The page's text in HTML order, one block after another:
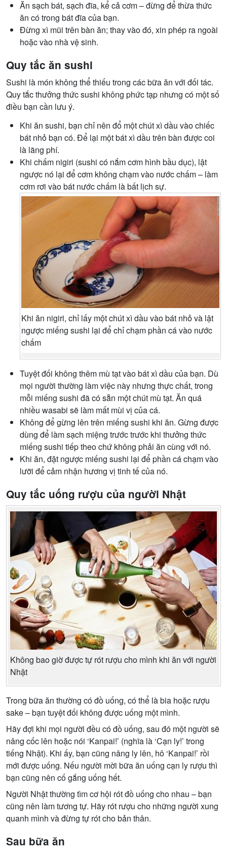
Ăn sạch bát, sạch đĩa, kể cả cơm – đừng để thừa thức
ăn có trong bát đĩa của bạn.
Đừng xì mũi trên bàn ăn; thay vào đó, xin phép ra ngoài
hoặc vào nhà vệ sinh.
Quy tắc ăn sushi
Sushi là món không thể thiếu trong các bữa ăn với đối tác.
Quy tắc thưởng thức sushi không phức tạp nhưng có một số
điều bạn cần lưu ý.
Khi ăn sushi, bạn chỉ nên đổ một chút xì dầu vào chiếc
bát nhỏ bạn có. Để lại một bát xì dầu trên bàn được coi
là lãng phí.
Khi chấm nigiri (sushi có nắm cơm hình bầu dục), lật
ngược nó lại để cơm không chạm vào nước chấm – làm
cơm rơi vào bát nước chấm là bất lịch sự.
Khi ăn nigiri, chỉ lấy một chút xì dầu vào bát nhỏ và lật
ngược miếng sushi lại để chỉ chạm phần cá vào nước
chấm
Tuyệt đối không thêm mù tạt vào bát xì dầu của bạn. Dù
mọi người thường làm việc này nhưng thực chất, trong
mỗi miếng sushi đã có sẵn một chút mù tạt. Ăn quá
nhiều wasabi sẽ làm mất mùi vị của cá.
Không để gừng lên trên miếng sushi khi ăn. Gừng được
dùng để làm sạch miệng trước trước khi thưởng thức
miếng sushi tiếp theo chứ không phải ăn cùng với nó.
Khi ăn, đặt ngược miếng sushi lại để phần cá chạm vào
lưỡi để cảm nhận hương vị tinh tế của nó.
Quy tắc uống rượu của người Nhật
Không bao giờ được tự rót rượu cho mình khi ăn với người
Nhật
Trong bữa ăn thường có đồ uống, có thể là bia hoặc rượu
sake – bạn tuyệt đối không được uống một mình.
Hãy đợi khi mọi người đều có đồ uống, sau đó một người sẽ
nâng cốc lên hoặc nói ‘Kanpai!’ (nghĩa là ‘Cạn ly!’ trong
tiếng Nhật). Khi ấy, bạn cũng nâng ly lên, hô ‘Kanpai!’ rồi
mới được uống. Nếu người mời bữa ăn uống cạn ly rượu thì
bạn cũng nên cố gắng uống hết.
Người Nhật thường tìm cơ hội rót đồ uống cho nhau – bạn
cũng nên làm tương tự. Hãy rót rượu cho những người xung
quanh mình và đừng tự rót cho bản thân.
Sau bữa ăn